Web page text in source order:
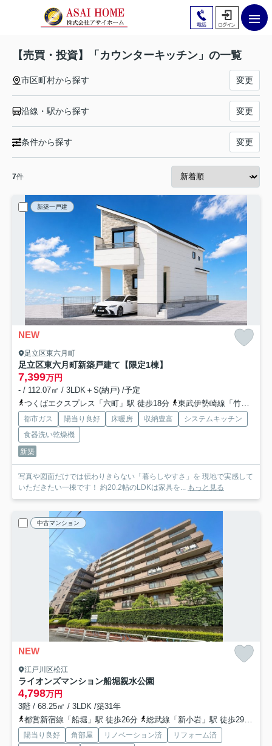
【売買・投資】「カウンターキッチン」の一覧
市区町村から探す 変更
沿線・駅から探す 変更
条件から探す 変更
7件
新築一戸建
NEW
足立区東六月町
足立区東六月町新築戸建て【限定1棟】
7,399万円
- / 112.07㎡ / 3LDK＋S(納戸) /予定
つくばエクスプレス「六町」駅 徒歩18分
東武伊勢崎線「竹ノ塚」駅 徒歩29分
都市ガス 陽当り良好 床暖房 収納豊富
システムキッチン
食器洗い乾燥機
新築
写真や図面だけでは伝わりきらない「暮らしやすさ」を 現地で実感して
いただきたい一棟です！ 約20.2帖のLDKは家具を... もっと見る
中古マンション
NEW
江戸川区松江
ライオンズマンション船堀親水公園
4,798万円
3階 / 68.25㎡ / 3LDK /築31年
都営新宿線「船堀」駅 徒歩26分
総武線「新小岩」駅 徒歩29分
陽当り良好 角部屋 リノベーション済
リフォーム済